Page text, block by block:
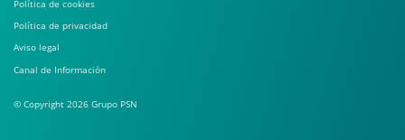
Política de cookies
Política de privacidad
Aviso legal
Canal de Información
© Copyright 2026 Grupo PSN